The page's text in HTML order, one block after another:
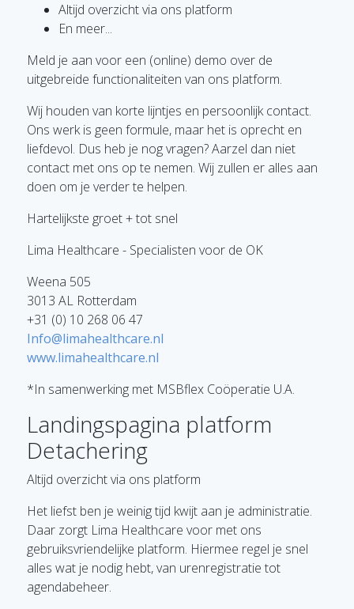
Altijd overzicht via ons platform
En meer...
Meld je aan voor een (online) demo over de
uitgebreide functionaliteiten van ons platform.
Wij houden van korte lijntjes en persoonlijk contact.
Ons werk is geen formule, maar het is oprecht en
liefdevol. Dus heb je nog vragen? Aarzel dan niet
contact met ons op te nemen. Wij zullen er alles aan
doen om je verder te helpen.
Hartelijkste groet + tot snel
Lima Healthcare - Specialisten voor de OK
Weena 505
3013 AL Rotterdam
+31 (0) 10 268 06 47
Info@limahealthcare.nl
www.limahealthcare.nl
*In samenwerking met MSBflex Coöperatie U.A.
Landingspagina platform
Detachering
Altijd overzicht via ons platform
Het liefst ben je weinig tijd kwijt aan je administratie.
Daar zorgt Lima Healthcare voor met ons
gebruiksvriendelijke platform. Hiermee regel je snel
alles wat je nodig hebt, van urenregistratie tot
agendabeheer.